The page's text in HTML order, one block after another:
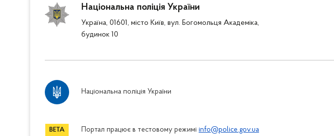
Національна поліція України
Україна, 01601, місто Київ, вул. Богомольця Академіка,
будинок 10
Національна поліція України
Портал працює в тестовому режимі info@police.gov.ua